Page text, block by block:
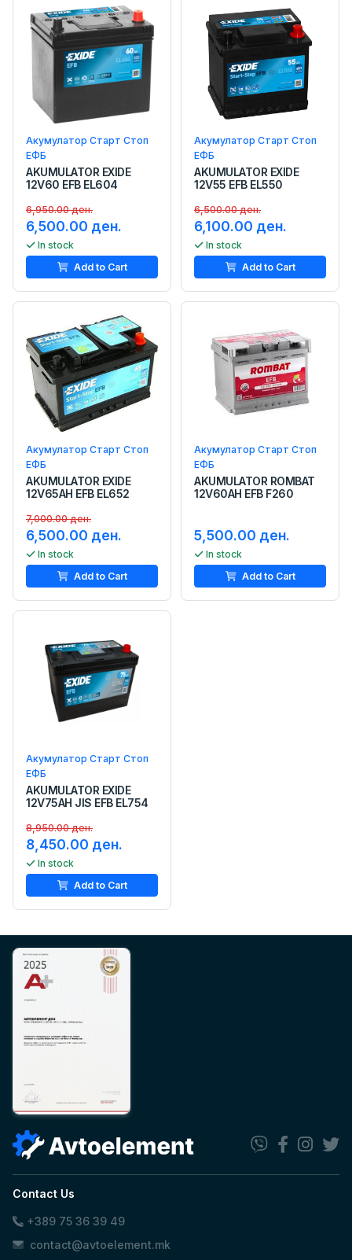
Акумулатор Старт Стоп
ЕФБ
AKUMULATOR EXIDE
12V60 EFB EL604
6,950.00 ден.
6,500.00 ден.
In stock
Add to Cart
Акумулатор Старт Стоп
ЕФБ
AKUMULATOR EXIDE
12V55 EFB EL550
6,500.00 ден.
6,100.00 ден.
In stock
Add to Cart
Акумулатор Старт Стоп
ЕФБ
AKUMULATOR EXIDE
12V65AH EFB EL652
7,000.00 ден.
6,500.00 ден.
In stock
Add to Cart
Акумулатор Старт Стоп
ЕФБ
AKUMULATOR ROMBAT
12V60AH EFB F260
5,500.00 ден.
In stock
Add to Cart
Акумулатор Старт Стоп
ЕФБ
AKUMULATOR EXIDE
12V75AH JIS EFB EL754
8,950.00 ден.
8,450.00 ден.
In stock
Add to Cart
Contact Us
+389 75 36 39 49
contact@avtoelement.mk